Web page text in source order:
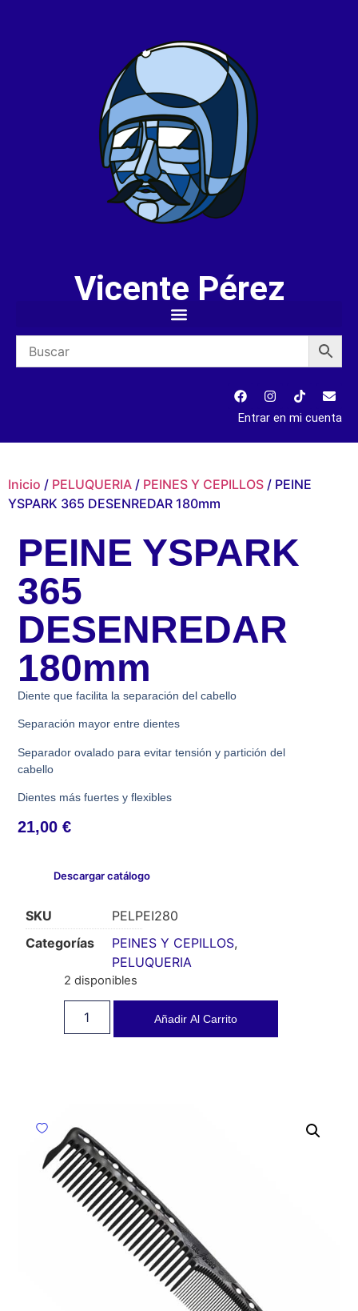
Vicente Pérez
Entrar en mi cuenta
Inicio / PELUQUERIA / PEINES Y CEPILLOS / PEINE
YSPARK 365 DESENREDAR 180mm
PEINE YSPARK
365
DESENREDAR
180mm
Diente que facilita la separación del cabello
Separación mayor entre dientes
Separador ovalado para evitar tensión y partición del
cabello
Dientes más fuertes y flexibles
21,00€
Descargar catálogo
SKU
PELPEI280
Categorías
PEINES Y CEPILLOS,
PELUQUERIA
2 disponibles
Añadir Al Carrito